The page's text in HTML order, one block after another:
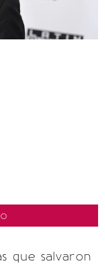
que salvaron